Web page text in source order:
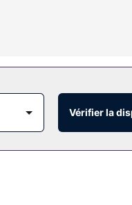
bain comprennent une
Vérifier la